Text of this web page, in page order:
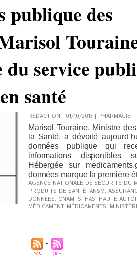
publique des
service
santé
RÉDACTION | 01/10/2013 | PHARMACIE
Marisol Touraine, Ministre
la Santé, a dévoilé
données publique qui
informations disponibles
Hébergée sur
données marque la première
AGENCE NATIONALE DE SÉCURITÉ DU
PRODUITS DE SANTÉ, ANSM,
DONNÉES, CNAMTS, HAS, HAUTE
MÉDICAMENT, MÉDICAMENTS,